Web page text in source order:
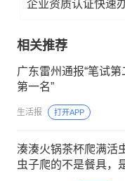
企业资质认证快速
相关推荐
广东雷州通报“笔试
第一名”
生活报 打开APP
湊湊火锅茶杯爬满活
虫子爬的不是餐具，